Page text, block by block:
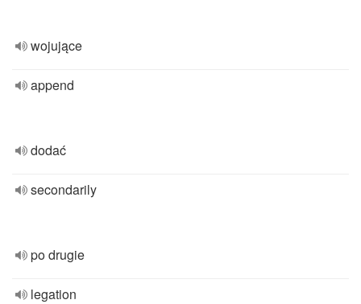
wojujące
append
dodać
secondarily
po drugie
legation